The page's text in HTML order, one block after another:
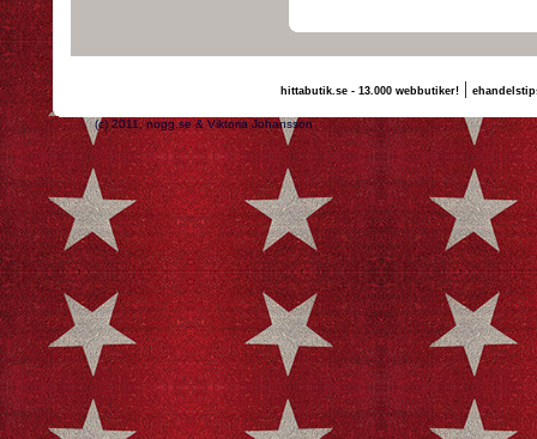
hittabutik.se - 13.000 webbutiker!|
(c) 2011, nogg.se & Viktoria Johansson